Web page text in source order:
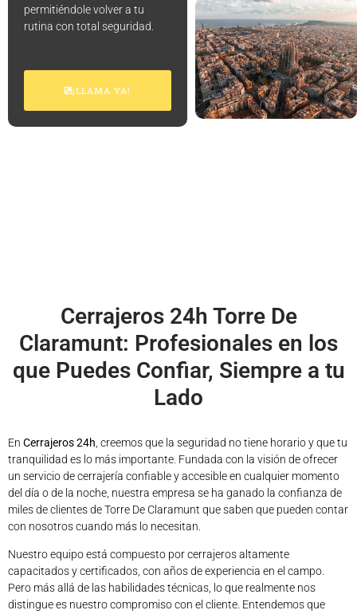
permitiéndole volver a tu
rutina con total seguridad.
¡LLAMA YA!
Cerrajeros 24h Torre De
Claramunt: Profesionales en los
que Puedes Confiar, Siempre a tu
Lado
En Cerrajeros 24h , creemos que la seguridad no tiene horario y que tu
tranquilidad es lo más importante. Fundada con la visión de ofrecer
un servicio de cerrajería confiable y accesible en cualquier momento
del día o de la noche, nuestra empresa se ha ganado la confianza de
miles de clientes de Torre De Claramunt que saben que pueden contar
con nosotros cuando más lo necesitan.
Nuestro equipo está compuesto por cerrajeros altamente
capacitados y certificados, con años de experiencia en el campo.
Pero más allá de las habilidades técnicas, lo que realmente nos
distingue es nuestro compromiso con el cliente. Entendemos que